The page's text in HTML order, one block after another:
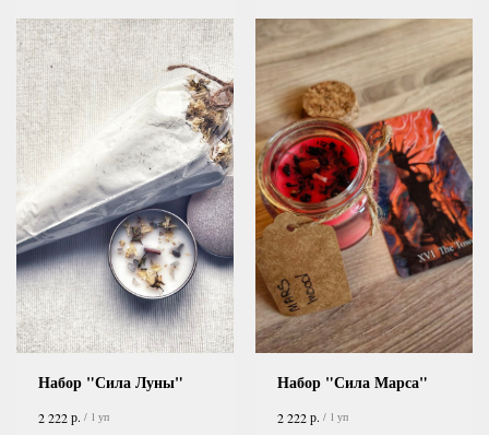
Набор "Сила Луны"
2 222р. / 1 уп
Набор "Сила Марса"
2 222р. / 1 уп